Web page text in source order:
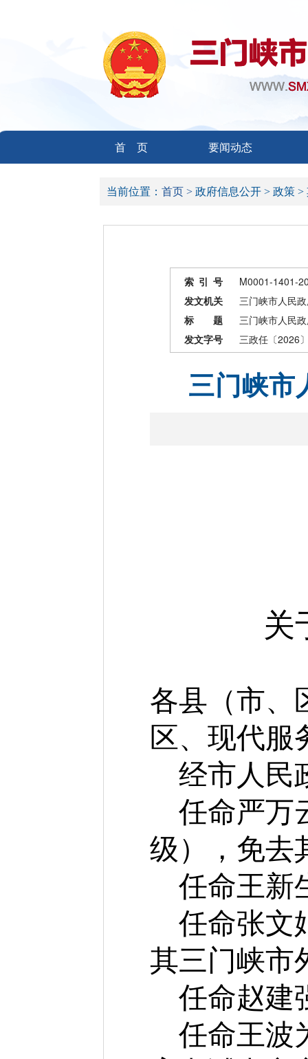
首 页 要闻动态
当前位置： 首页 > 政府信息公开 > 政策 >
索 引 号
M0001-1401-
发文机关
三门峡市人民
标 题
三门峡市人民
发文字号
三政任〔2026
三门峡市
关
各县（市、
区、现代服
经市人民
任命严万
级），免去
任命王新
任命张文
其三门峡市
任命赵建
任命王波